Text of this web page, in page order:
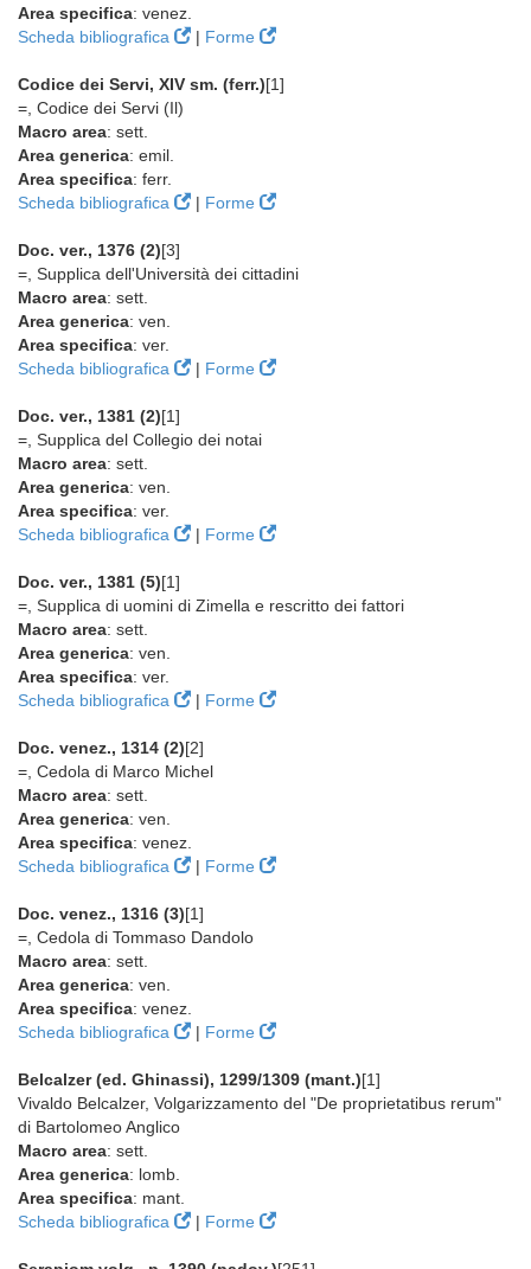
Area specifica: venez.
Scheda bibliografica
| Forme
Codice dei Servi, XIV sm. (ferr.)[1]
=, Codice dei Servi (Il)
Macro area: sett.
Area generica: emil.
Area specifica: ferr.
Scheda bibliografica
| Forme
Doc. ver., 1376 (2)[3]
=, Supplica dell'Università dei cittadini
Macro area: sett.
Area generica: ven.
Area specifica: ver.
Scheda bibliografica
| Forme
Doc. ver., 1381 (2)[1]
=, Supplica del Collegio dei notai
Macro area: sett.
Area generica: ven.
Area specifica: ver.
Scheda bibliografica
| Forme
Doc. ver., 1381 (5)[1]
=, Supplica di uomini di Zimella e rescritto dei fattori
Macro area: sett.
Area generica: ven.
Area specifica: ver.
Scheda bibliografica
| Forme
Doc. venez., 1314 (2)[2]
=, Cedola di Marco Michel
Macro area: sett.
Area generica: ven.
Area specifica: venez.
Scheda bibliografica
| Forme
Doc. venez., 1316 (3)[1]
=, Cedola di Tommaso Dandolo
Macro area: sett.
Area generica: ven.
Area specifica: venez.
Scheda bibliografica
| Forme
Belcalzer (ed. Ghinassi), 1299/1309 (mant.)[1]
Vivaldo Belcalzer, Volgarizzamento del "De proprietatibus rerum"
di Bartolomeo Anglico
Macro area: sett.
Area generica: lomb.
Area specifica: mant.
Scheda bibliografica
| Forme